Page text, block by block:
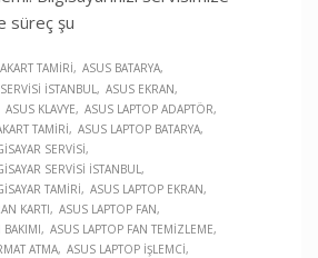
süreç şu
TAMIRI
ASUS BATARYA
İSTANBUL ASUS EKRAN
ASUS KLAVYE
ASUS LAPTOP ADAPTÖR
TAMIRI
ASUS LAPTOP BATARYA
SERVISI
SERVISI İSTANBUL
TAMIRI
ASUS LAPTOP EKRAN
KARTI
ASUS LAPTOP FAN
BAKIMI
ASUS LAPTOP FAN TEMIZLEME
ATMA ASUS LAPTOP İŞLEMCI